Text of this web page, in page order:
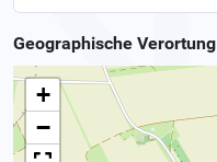
Geographische Verortung
+
−